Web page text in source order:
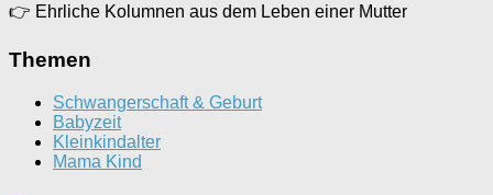
👉 Ehrliche Kolumnen aus dem Leben einer Mutter
Themen
Schwangerschaft & Geburt
Babyzeit
Kleinkindalter
Mama Kind